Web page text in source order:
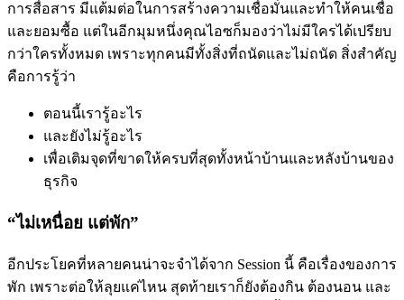
การสื่อสาร มีแต้มต่อในการสร้างความเชื่อมั่นและทำให้คนเชื่อ
และยอมซื้อ แต่ในอีกมุมหนึ่งคุณไอซก็มองว่าไม่มีใครได้เปรียบ
กว่าใครทั้งหมด เพราะทุกคนมีทั้งสิ่งที่ถนัดและไม่ถนัด สิ่งสำคัญ
คือการรู้ว่า
ตอนนี้เรารู้อะไร
และยังไม่รู้อะไร
เพื่อเติมจุดที่ขาดให้ครบที่สุดทั้งหน้าบ้านและหลังบ้านของ
ธุรกิจ
“ไม่เหนื่อย แต่พัก”
อีกประโยคที่หลายคนน่าจะจำได้จาก Session นี้ คือเรื่องของการ
พัก เพราะต่อให้ลุยแค่ไหน สุดท้ายเราก็ยังต้องกิน ต้องนอน และ